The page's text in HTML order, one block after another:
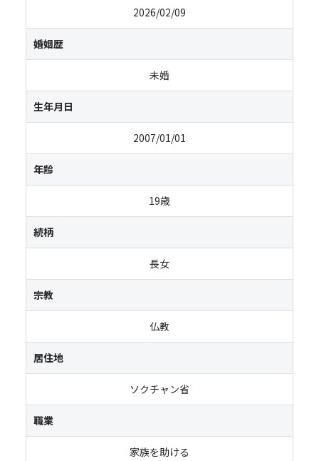
2026/02/09
婚姻歴
未婚
生年月日
2007/01/01
年齢
19歳
続柄
長女
宗教
仏教
居住地
ソクチャン省
職業
家族を助ける